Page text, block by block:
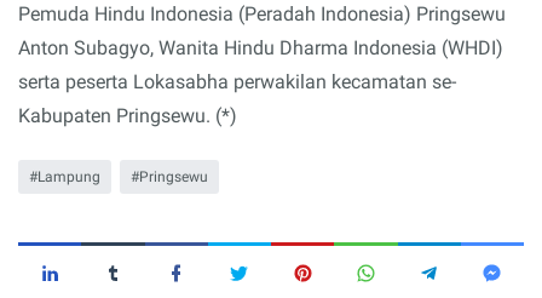
Pemuda Hindu Indonesia (Peradah Indonesia) Pringsewu
Anton Subagyo, Wanita Hindu Dharma Indonesia (WHDI)
serta peserta Lokasabha perwakilan kecamatan se-
Kabupaten Pringsewu. (*)
Lampung Pringsewu